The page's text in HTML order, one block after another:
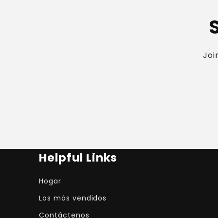
Helpful Links
Hogar
Los más vendidos
Contáctenos